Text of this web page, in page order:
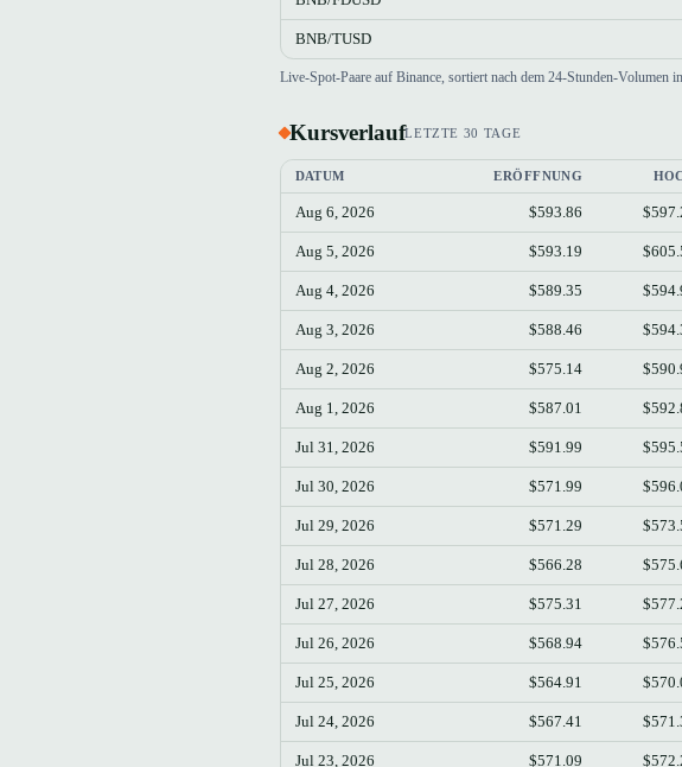
BNB/TUSD
Live-Spot-Paare auf Binance, sortiert nach dem 24-Stunden-
KursverlaufLETZTE 30 TAGE
DATUM ERÖFFNUNG
Aug 6, 2026 $593.86
Aug 5, 2026 $593.19
Aug 4, 2026 $589.35
Aug 3, 2026 $588.46
Aug 2, 2026 $575.14
Aug 1, 2026 $587.01
Jul 31, 2026 $591.99
Jul 30, 2026 $571.99
Jul 29, 2026 $571.29
Jul 28, 2026 $566.28
Jul 27, 2026 $575.31
Jul 26, 2026 $568.94
Jul 25, 2026 $564.91
Jul 24, 2026 $567.41
Jul 23, 2026 $571.09